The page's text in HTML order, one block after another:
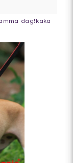
dag!kaka